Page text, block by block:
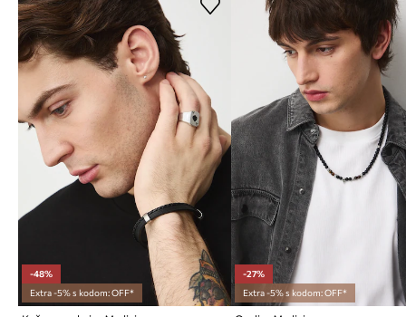
-48%
Extra -5% s kodom: OFF*
-27%
Extra -5% s kodom: OFF*